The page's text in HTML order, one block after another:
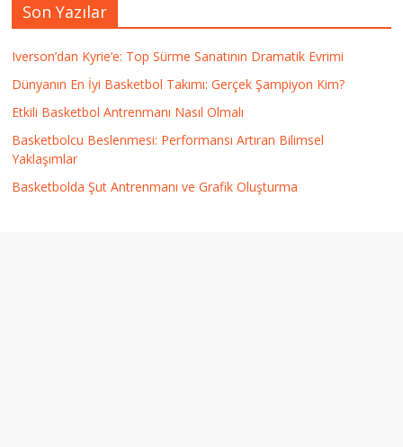
Son Yazılar
Iverson’dan Kyrie’e: Top Sürme Sanatının Dramatik Evrimi
Dünyanın En İyi Basketbol Takımı: Gerçek Şampiyon Kim?
Etkili Basketbol Antrenmanı Nasıl Olmalı
Basketbolcu Beslenmesi: Performansı Artıran Bilimsel
Yaklaşımlar
Basketbolda Şut Antrenmanı ve Grafik Oluşturma